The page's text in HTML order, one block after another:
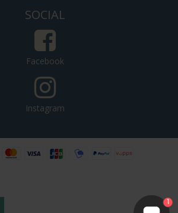
SOCIAL
Facebook
Instagram
Anmeldelser 1